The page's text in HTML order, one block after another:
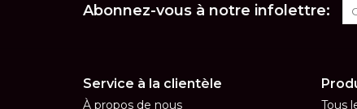
Abonnez-vous à notre infolettre:
Service à la clientèle
À propos de nous
Tous